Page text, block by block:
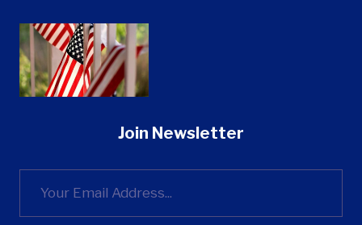
Join Newsletter